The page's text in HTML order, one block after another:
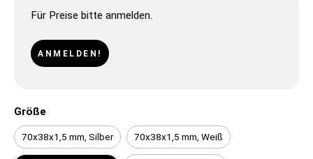
Für Preise bitte anmelden.
ANMELDEN!
Größe
70x38x1,5 mm, Silber 70x38x1,5 mm, Weiß